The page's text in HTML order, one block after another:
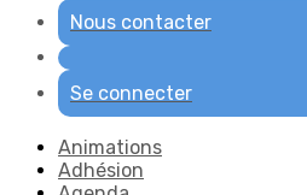
Nous contacter
Se connecter
Animations
Adhésion